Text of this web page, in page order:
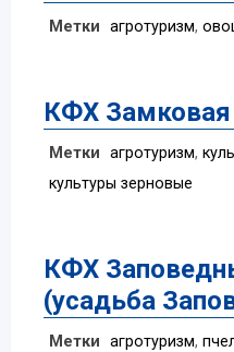
Метки агротуризм,
КФХ Замковая
Метки агротуризм,
культуры зерновые
КФХ
(усадьба
Метки агротуризм,